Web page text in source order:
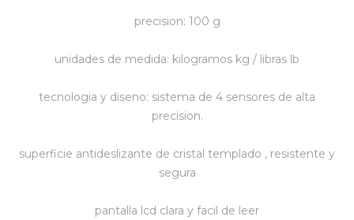
precision: 100 g
unidades de medida: kilogramos kg / libras lb
tecnologia y diseno: sistema de 4 sensores de alta
precision.
superficie antideslizante de cristal templado , resistente y
segura
pantalla lcd clara y facil de leer